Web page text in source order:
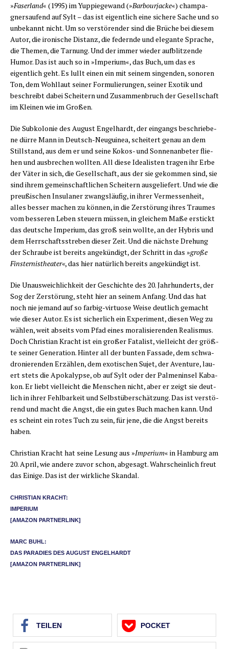
»Faser­land« (1995) im Yup­pie­ge­wand (»Bar­bour­ja­cke«) cham­pa­
gner­saufend auf Sylt – das ist eigent­lich eine siche­re Sache und so
unbe­kannt nicht. Um so ver­stö­ren­der sind die Brü­che bei die­sem
Autor, die iro­ni­sche Distanz, die federn­de und ele­gan­te Spra­che,
die The­men, die Tar­nung. Und der immer wie­der auf­blit­zen­de
Humor. Das ist auch so in »Impe­ri­um«, das Buch, um das es
eigent­lich geht. Es lullt einen ein mit sei­nem sin­gen­den, sono­ren
Ton, dem Wohl­laut sei­ner For­mu­lie­run­gen, sei­ner Exo­tik und
beschreibt dabei Schei­tern und Zusam­men­bruch der Gesell­schaft
im Klei­nen wie im Großen.
Die Sub­ko­lo­nie des August Engel­hardt, der ein­gangs beschrie­be­
ne dür­re Mann in Deutsch-Neu­gui­nea, schei­tert genau an dem
Still­stand, aus dem er und sei­ne Kokos- und Son­nen­an­be­ter flie­
hen und aus­bre­chen woll­ten. All die­se Idea­lis­ten tra­gen ihr Erbe
der Väter in sich, die Gesell­schaft, aus der sie gekom­men sind, sie
sind ihrem gemein­schaft­li­chen Schei­tern aus­ge­lie­fert. Und wie die
preu­ßi­schen Insu­la­ner zwangs­läu­fig, in ihrer Ver­mes­sen­heit,
alles bes­ser machen zu kön­nen, in die Zer­stö­rung ihres Trau­mes
vom bes­se­ren Leben steu­ern müs­sen, in glei­chem Maße erstickt
das deut­sche Impe­ri­um, das groß sein woll­te, an der Hybris und
dem Herr­schafts­stre­ben die­ser Zeit. Und die nächs­te Dre­hung
der Schrau­be ist bereits ange­kün­digt, der Schritt in das »gro­ße
Fins­ter­nis­thea­ter«, das hier natür­lich bereits ange­kün­digt ist.
Die Unaus­weich­lich­keit der Geschich­te des 20. Jahr­hun­derts, der
Sog der Zer­stö­rung, steht hier an sei­nem Anfang. Und das hat
noch nie jemand auf so far­big-vir­tuo­se Wei­se deut­lich gemacht
wie die­ser Autor. Es ist sicher­lich ein Expe­ri­ment, die­sen Weg zu
wäh­len, weit abseits vom Pfad eines mora­li­sie­ren­den Rea­lis­mus.
Doch Chris­ti­an Kracht ist ein gro­ßer Fata­list, viel­leicht der größ­
te sei­ner Gene­ra­ti­on. Hin­ter all der bun­ten Fas­sa­de, dem schwa­
dro­nie­ren­den Erzäh­len, dem exo­ti­schen Sujet, der Aven­ture, lau­
ert stets die Apo­ka­lyp­se, ob auf Sylt oder der Pal­men­in­sel Kaba­
kon. Er liebt viel­leicht die Men­schen nicht, aber er zeigt sie deut­
lich in ihrer Fehl­bar­keit und Selbst­über­schät­zung. Das ist ver­stö­
rend und macht die Angst, die ein gutes Buch machen kann. Und
es scheint ein rotes Tuch zu sein, für jene, die die Angst bereits
haben.
Chris­ti­an Kracht hat sei­ne Lesung aus »Impe­ri­um« in Ham­burg am
20. April, wie ande­re zuvor schon, abge­sagt. Wahr­schein­lich freut
das Eini­ge. Das ist der wirk­li­che Skandal.
CHRIS­TI­AN KRACHT:
IMPERIUM
[AMA­ZON PARTNERLINK]
MARC BUHL:
DAS PARA­DIES DES AUGUST ENGELHARDT
[AMA­ZON PARTNERLINK]
TEI­LEN POCKET